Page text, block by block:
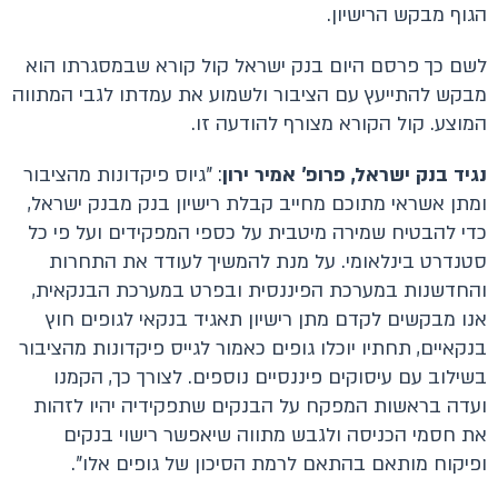
הגוף מבקש הרישיון.
לשם כך פרסם היום בנק ישראל קול קורא שבמסגרתו הוא
מבקש להתייעץ עם הציבור ולשמוע את עמדתו לגבי המתווה
המוצע. קול הקורא מצורף להודעה זו.
נגיד בנק ישראל, פרופ' אמיר ירון: "גיוס פיקדונות מהציבור
ומתן אשראי מתוכם מחייב קבלת רישיון בנק מבנק ישראל,
כדי להבטיח שמירה מיטבית על כספי המפקידים ועל פי כל
סטנדרט בינלאומי. על מנת להמשיך לעודד את התחרות
והחדשנות במערכת הפיננסית ובפרט במערכת הבנקאית,
אנו מבקשים לקדם מתן רישיון תאגיד בנקאי לגופים חוץ
בנקאיים, תחתיו יוכלו גופים כאמור לגייס פיקדונות מהציבור
בשילוב עם עיסוקים פיננסיים נוספים. לצורך כך, הקמנו
ועדה בראשות המפקח על הבנקים שתפקידיה יהיו לזהות
את חסמי הכניסה ולגבש מתווה שיאפשר רישוי בנקים
ופיקוח מותאם בהתאם לרמת הסיכון של גופים אלו".